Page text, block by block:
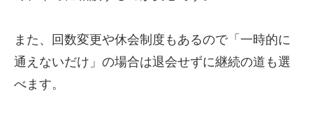
また、回数変更や休会制度もあるので「一時的に
通えないだけ」の場合は退会せずに継続の道も選
べます。